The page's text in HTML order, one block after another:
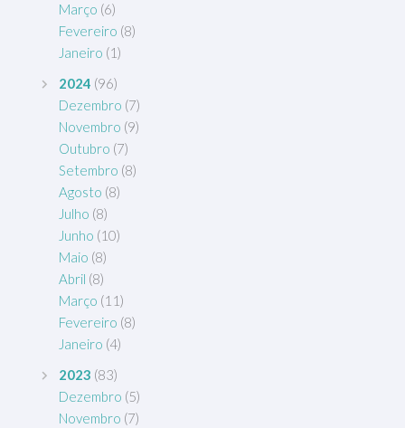
Março (6)
Fevereiro (8)
Janeiro (1)
2024 (96)
Dezembro (7)
Novembro (9)
Outubro (7)
Setembro (8)
Agosto (8)
Julho (8)
Junho (10)
Maio (8)
Abril (8)
Março (11)
Fevereiro (8)
Janeiro (4)
2023 (83)
Dezembro (5)
Novembro (7)